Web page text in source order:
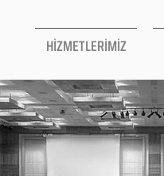
HİZMETLERİMİZ